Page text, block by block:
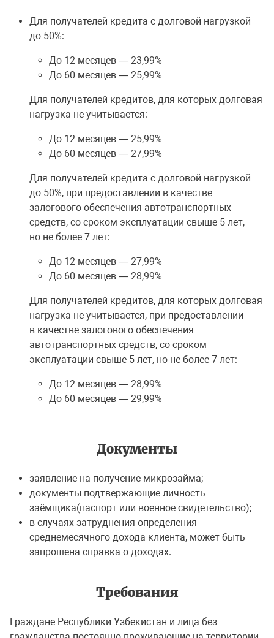
Для получателей кредита с долговой нагрузкой
до 50%:
До 12 месяцев — 23,99%
До 60 месяцев — 25,99%
Для получателей кредитов, для которых долговая
нагрузка не учитывается:
До 12 месяцев — 25,99%
До 60 месяцев — 27,99%
Для получателей кредита с долговой нагрузкой
до 50%, при предоставлении в качестве
залогового обеспечения автотранспортных
средств, со сроком эксплуатации свыше 5 лет,
но не более 7 лет:
До 12 месяцев — 27,99%
До 60 месяцев — 28,99%
Для получателей кредитов, для которых долговая
нагрузка не учитывается, при предоставлении
в качестве залогового обеспечения
автотранспортных средств, со сроком
эксплуатации свыше 5 лет, но не более 7 лет:
До 12 месяцев — 28,99%
До 60 месяцев — 29,99%
Документы
заявление на получение микрозайма;
документы подтвержающие личность
заёмщика(паспорт или военное свидетельство);
в случаях затруднения определения
среднемесячного дохода клиента, может быть
запрошена справка о доходах.
Требования
Граждане Республики Узбекистан и лица без